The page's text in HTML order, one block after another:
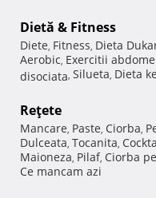
Dietă & Fitness
Diete, Fitness, Dieta
Aerobic, Exercitii
disociata, Silueta, Dieta
Reţete
Mancare, Paste, Ciorba,
Dulceata, Tocanita,
Maioneza, Pilaf, Ciorba
Ce mancam azi